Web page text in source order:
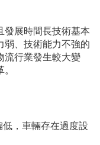
發展時間長技術基本
弱、技術能力不強的
流行業發生較大變
，車輛存在過度設